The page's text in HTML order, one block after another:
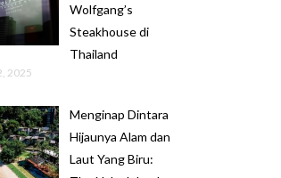
Wolfgang’s
Steakhouse di
Thailand
2025
Menginap Dintara
Hijaunya Alam dan
Laut Yang Biru: